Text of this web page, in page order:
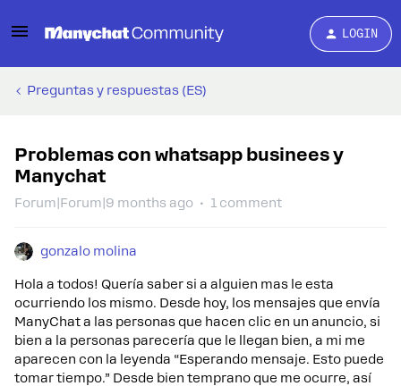
LOGIN
Preguntas y respuestas (ES)
Problemas con whatsapp businees y
Manychat
Forum|Forum|9 months ago 1 comment
gonzalo molina
Hola a todos! Quería saber si a alguien mas le esta
ocurriendo los mismo. Desde hoy, los mensajes que envía
ManyChat a las personas que hacen clic en un anuncio, si
bien a la personas parecería que le llegan bien, a mi me
aparecen con la leyenda “Esperando mensaje. Esto puede
tomar tiempo.” Desde bien temprano que me ocurre, así